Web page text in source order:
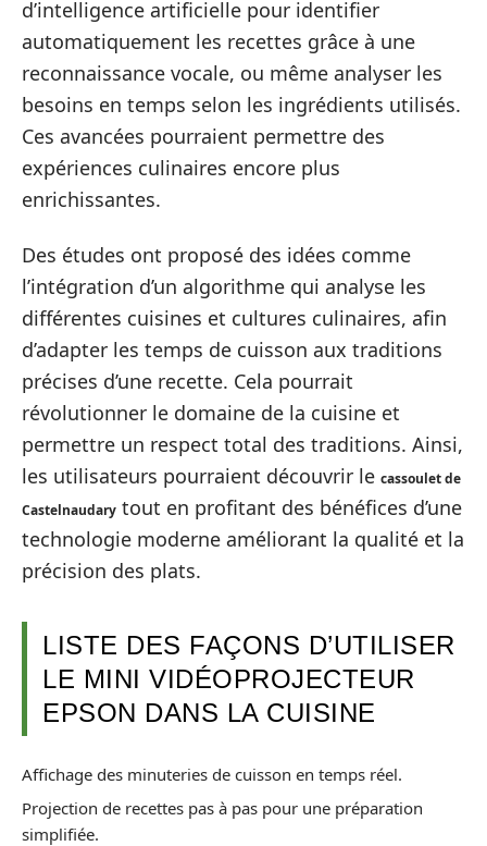
d’intelligence artificielle pour identifier
automatiquement les recettes grâce à une
reconnaissance vocale, ou même analyser les
besoins en temps selon les ingrédients utilisés.
Ces avancées pourraient permettre des
expériences culinaires encore plus
enrichissantes.
Des études ont proposé des idées comme
l’intégration d’un algorithme qui analyse les
différentes cuisines et cultures culinaires, afin
d’adapter les temps de cuisson aux traditions
précises d’une recette. Cela pourrait
révolutionner le domaine de la cuisine et
permettre un respect total des traditions. Ainsi,
les utilisateurs pourraient découvrir le cassoulet de
Castelnaudary tout en profitant des bénéfices d’une
technologie moderne améliorant la qualité et la
précision des plats.
LISTE DES FAÇONS D’UTILISER
LE MINI VIDÉOPROJECTEUR
EPSON DANS LA CUISINE
Affichage des minuteries de cuisson en temps réel.
Projection de recettes pas à pas pour une préparation
simplifiée.